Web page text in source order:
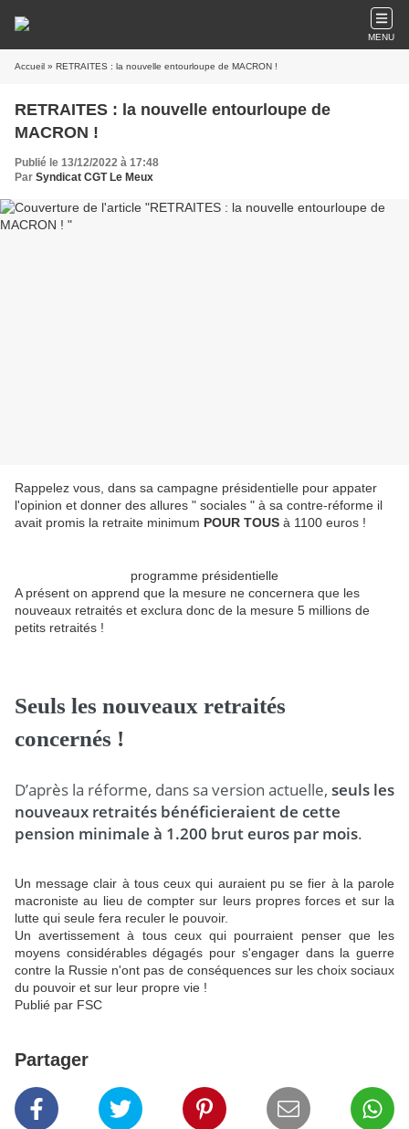
MENU
Accueil » RETRAITES : la nouvelle entourloupe de MACRON !
RETRAITES : la nouvelle entourloupe de
MACRON !
Publié le 13/12/2022 à 17:48
Par Syndicat CGT Le Meux
Rappelez vous, dans sa campagne présidentielle pour appater
l'opinion et donner des allures " sociales " à sa contre-réforme il
avait promis la retraite minimum POUR TOUS à 1100 euros !
programme présidentielle
A présent on apprend que la mesure ne concernera que les
nouveaux retraités et exclura donc de la mesure 5 millions de
petits retraités !
Seuls les nouveaux retraités
concernés !
D’après la réforme, dans sa version actuelle, seuls les
nouveaux retraités bénéficieraient de cette
pension minimale à 1.200 brut euros par mois.
Un message clair à tous ceux qui auraient pu se fier à la parole
macroniste au lieu de compter sur leurs propres forces et sur la
lutte qui seule fera reculer le pouvoir.
Un avertissement à tous ceux qui pourraient penser que les
moyens considérables dégagés pour s'engager dans la guerre
contre la Russie n'ont pas de conséquences sur les choix sociaux
du pouvoir et sur leur propre vie !
Publié par FSC
Partager